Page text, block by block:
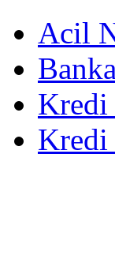
Acil
Kredi
Kredi